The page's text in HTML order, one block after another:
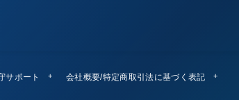
サポート
トメンテ 会社概要/特定商取引法に基づく表記
Company Profile